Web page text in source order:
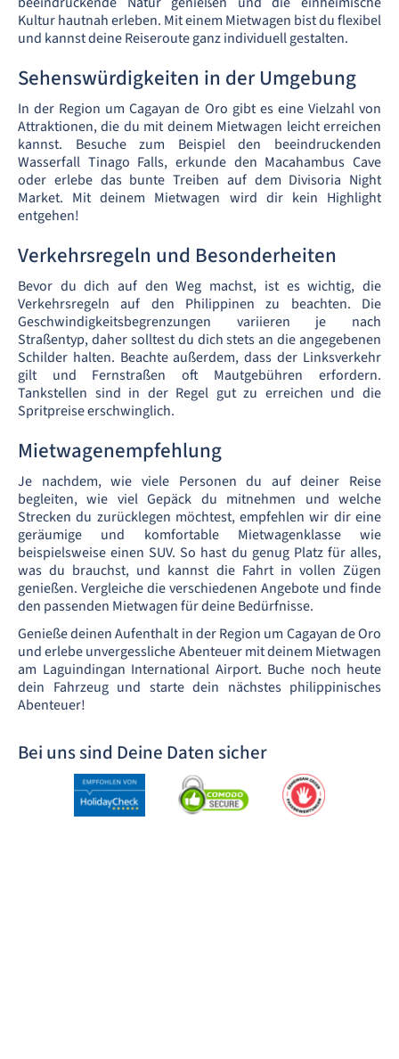
Kultur hautnah erleben. Mit einem Mietwagen bist du flexibel
und kannst deine Reiseroute ganz individuell gestalten.
Sehenswürdigkeiten in der Umgebung
In der Region um Cagayan de Oro gibt es eine Vielzahl von
Attraktionen, die du mit deinem Mietwagen leicht erreichen
kannst. Besuche zum Beispiel den beeindruckenden
Wasserfall Tinago Falls, erkunde den Macahambus Cave
oder erlebe das bunte Treiben auf dem Divisoria Night
Market. Mit deinem Mietwagen wird dir kein Highlight
entgehen!
Verkehrsregeln und Besonderheiten
Bevor du dich auf den Weg machst, ist es wichtig, die
Verkehrsregeln auf den Philippinen zu beachten. Die
Geschwindigkeitsbegrenzungen variieren je nach
Straßentyp, daher solltest du dich stets an die angegebenen
Schilder halten. Beachte außerdem, dass der Linksverkehr
gilt und Fernstraßen oft Mautgebühren erfordern.
Tankstellen sind in der Regel gut zu erreichen und die
Spritpreise erschwinglich.
Mietwagenempfehlung
Je nachdem, wie viele Personen du auf deiner Reise
begleiten, wie viel Gepäck du mitnehmen und welche
Strecken du zurücklegen möchtest, empfehlen wir dir eine
geräumige und komfortable Mietwagenklasse wie
beispielsweise einen SUV. So hast du genug Platz für alles,
was du brauchst, und kannst die Fahrt in vollen Zügen
genießen. Vergleiche die verschiedenen Angebote und finde
den passenden Mietwagen für deine Bedürfnisse.
Genieße deinen Aufenthalt in der Region um Cagayan de Oro
und erlebe unvergessliche Abenteuer mit deinem Mietwagen
am Laguindingan International Airport. Buche noch heute
dein Fahrzeug und starte dein nächstes philippinisches
Abenteuer!
Bei uns sind Deine Daten sicher